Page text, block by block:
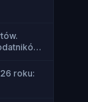
roku: